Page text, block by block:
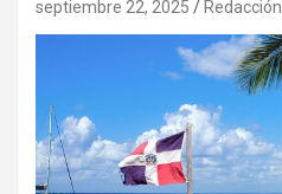
septiembre 22, 2025 Redacción